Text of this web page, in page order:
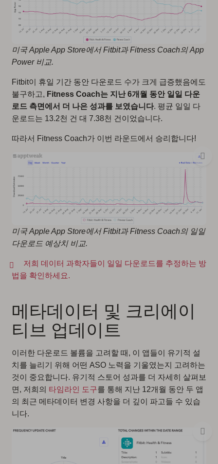
미국 Apple App Store에서 Fitbit과 Fitness Coach의 App
Power 비교.
Fitbit이 휴일 기간 동안 다운로드 수가 크게 급증했음에도
불구하고, Fitness Coach는 지난 6개월 동안 일일 다운
로드 측면에서 더 나은 성과를 보였습니다. 평균 일일 다
운로드는 13.2천 건 대 7.38천 건이었습니다.
따라서 Fitness Coach가 이번 라운드에서 승리합니다!
미국 Apple App Store에서 Fitbit과 Fitness Coach의 일일
다운로드 예상치 비교.
저희 데이터 과학자들이 일일 다운로드를 추정하는 방
법을 확인하세요.
메타데이터 및 크리에이
티브 업데이트
이러한 다운로드 볼륨을 고려할 때, 이 앱들이 유기적 설
치를 늘리기 위해 어떤 ASO 노력을 기울였는지 고려하는
것이 중요합니다. 유기적 스토어 성과를 더 자세히 살펴보
면, 저희의 타임라인 도구를 통해 지난 12개월 동안 두 앱
의 최근 메타데이터 변경 사항을 더 깊이 파고들 수 있습
니다.